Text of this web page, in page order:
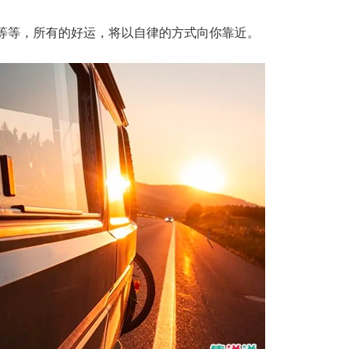
，所有的好运，将以自律的方式向你靠近。